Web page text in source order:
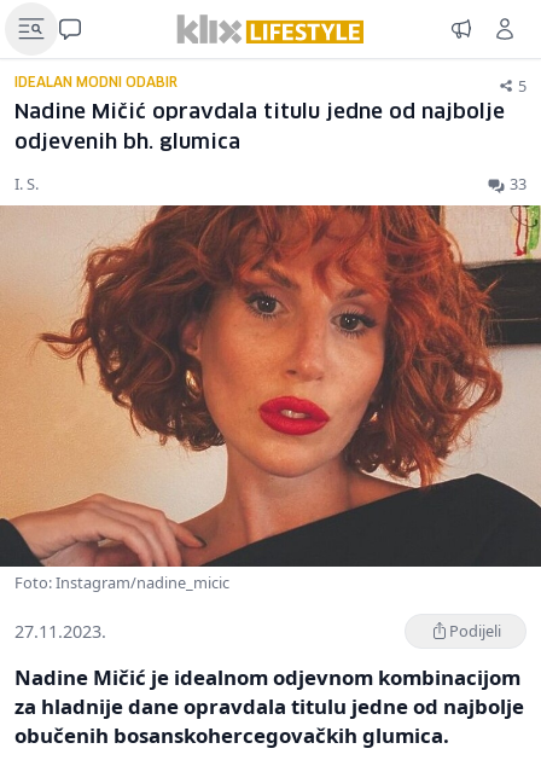
IDEALAN MODNI ODABIR 5
Nadine Mičić opravdala titulu jedne od najbolje
odjevenih bh. glumica
I. S. 33
Foto: Instagram/nadine_micic
27.11.2023. Podijeli
Nadine Mičić je idealnom odjevnom kombinacijom
za hladnije dane opravdala titulu jedne od najbolje
obučenih bosanskohercegovačkih glumica.